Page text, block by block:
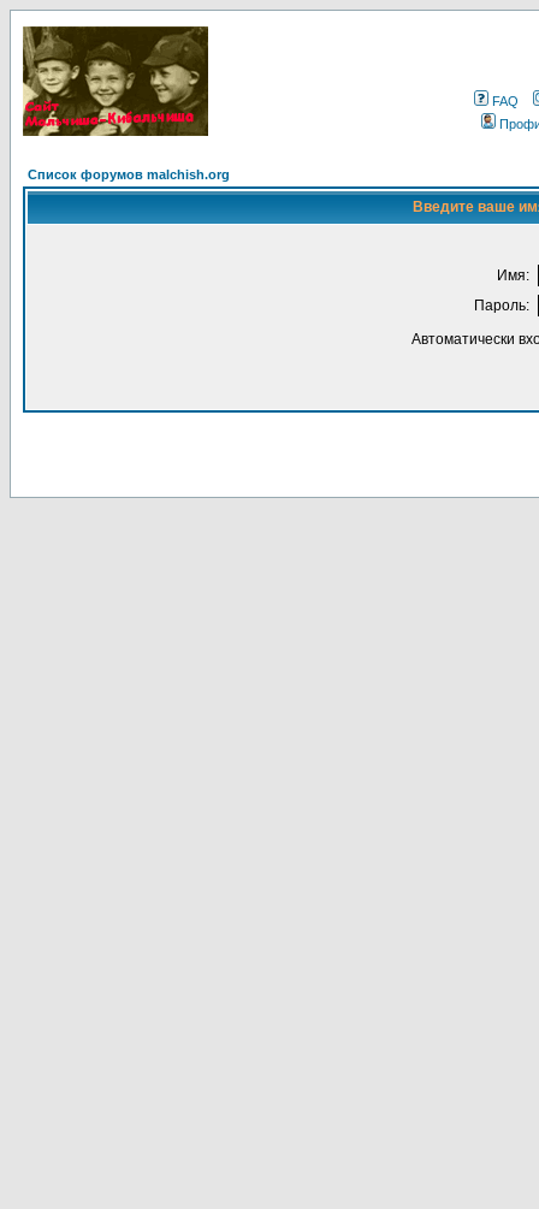
FAQ
Список форумов malchish.org
Введите ваше
Имя:
Пароль:
Автоматически